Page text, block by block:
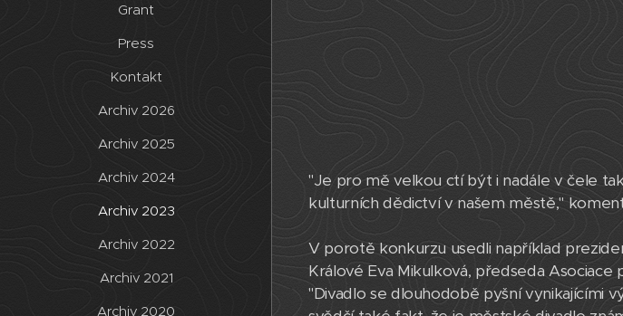
Grant
Press
Kontakt
Archiv 2026
Archiv 2025
Archiv 2024
Archiv 2023
Archiv 2022
Archiv 2021
Archiv 2020
"Je pro mě velkou ctí být i nadále v čele
kulturních dědictví v našem městě,"
V porotě konkurzu usedli například
Králové Eva Mikulková, předseda Asociace
"Divadlo se dlouhodobě pyšní vynikajícími